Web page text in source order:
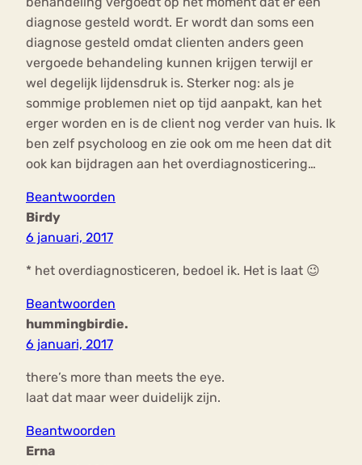
diagnose gesteld wordt. Er wordt dan soms een
diagnose gesteld omdat clienten anders geen
vergoede behandeling kunnen krijgen terwijl er
wel degelijk lijdensdruk is. Sterker nog: als je
sommige problemen niet op tijd aanpakt, kan het
erger worden en is de client nog verder van huis. Ik
ben zelf psycholoog en zie ook om me heen dat dit
ook kan bijdragen aan het overdiagnosticering…
Beantwoorden
Birdy
6 januari, 2017
* het overdiagnosticeren, bedoel ik. Het is laat 😉
Beantwoorden
hummingbirdie.
6 januari, 2017
there’s more than meets the eye.
laat dat maar weer duidelijk zijn.
Beantwoorden
Erna